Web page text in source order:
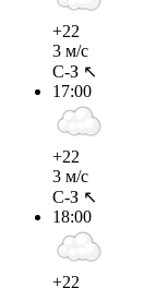
+22
3 м/с
С-З ↖
17:00
+22
3 м/с
С-З ↖
18:00
+22